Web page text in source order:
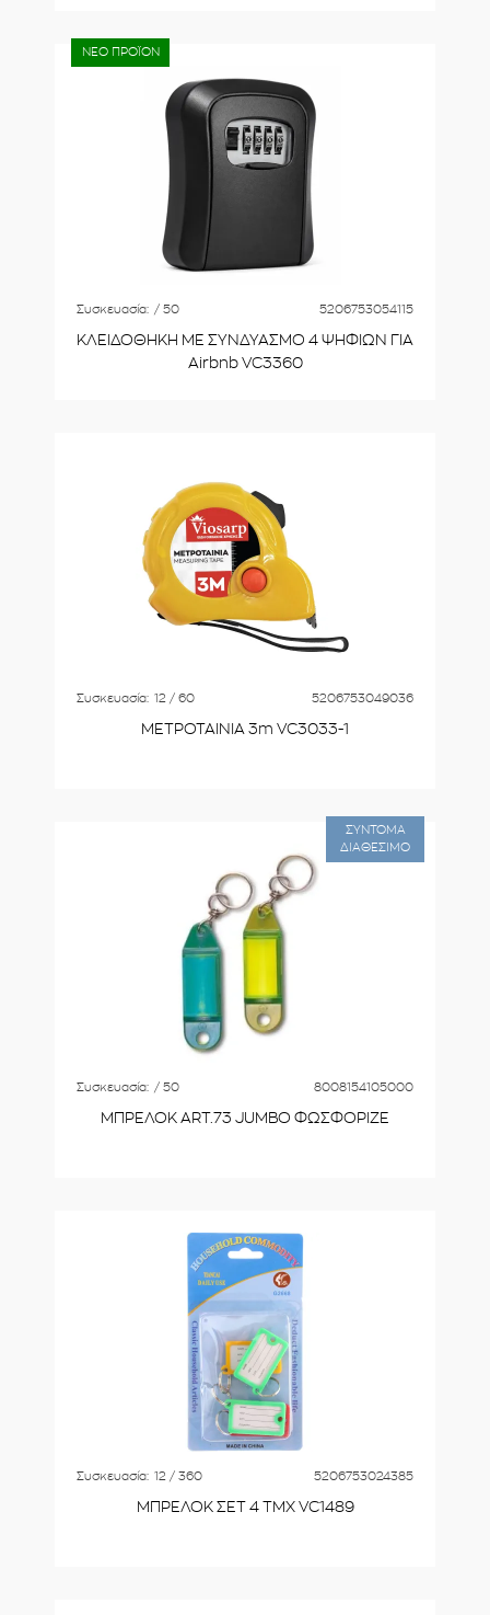
Συσκευασία: / 50 5206753054115
ΚΛΕΙΔΟΘΗΚΗ ΜΕ ΣΥΝΔΥΑΣΜΟ 4 ΨΗΦΙΩΝ ΓΙΑ
Airbnb VC3360
ΝΕΟ ΠΡΟΪΟΝ
Συσκευασία: 12 / 60 5206753049036
ΜΕΤΡΟΤΑΙΝΙΑ 3m VC3033-1
Συσκευασία: / 50 8008154105000
ΜΠΡΕΛΟΚ ART.73 JUMBO ΦΩΣΦΟΡΙΖΕ
ΣΥΝΤΟΜΑ
ΔΙΑΘΕΣΙΜΟ
Συσκευασία: 12 / 360 5206753024385
ΜΠΡΕΛΟΚ ΣΕΤ 4 ΤΜΧ VC1489